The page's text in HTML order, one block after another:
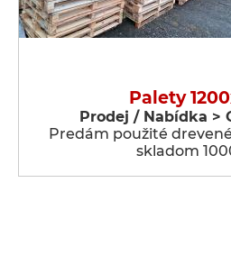
Palety
Prodej / Nabídka >
Predám použité
skladom